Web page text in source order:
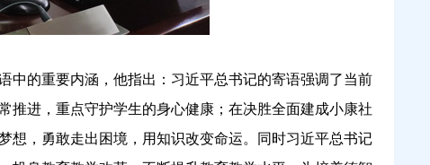
中的重要内涵，他指出： 习近平总书记的寄语强调了当前
推进，重点守护学生的身心健康；在决胜全面建成小康社
想，勇敢走出困境，用知识改变命运。同时习近平总书记